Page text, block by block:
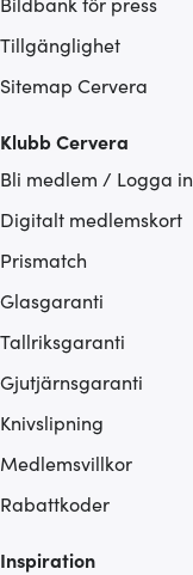
Tillgänglighet
Sitemap Cervera
Klubb Cervera
Bli medlem / Logga in
Digitalt medlemskort
Prismatch
Glasgaranti
Tallriksgaranti
Gjutjärnsgaranti
Knivslipning
Medlemsvillkor
Rabattkoder
Inspiration